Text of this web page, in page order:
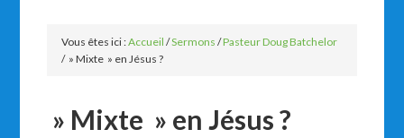
Vous êtes ici :Accueil /Sermons /Pasteur Doug Batchelor
/» Mixte » en Jésus ?
» Mixte » en Jésus ?